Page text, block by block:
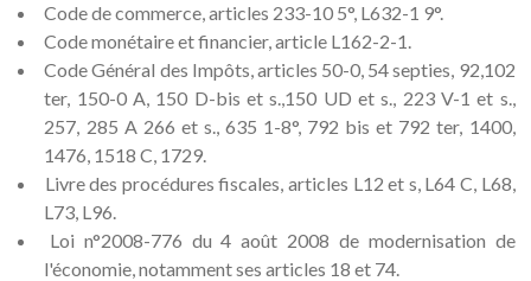
Code de commerce, articles 233-10 5°, L632-1 9°.
Code monétaire et financier, article L162-2-1.
Code Général des Impôts, articles 50-0, 54 septies, 92,102
ter, 150-0 A, 150 D-bis et s.,150 UD et s., 223 V-1 et s.,
257, 285 A 266 et s., 635 1-8°, 792 bis et 792 ter, 1400,
1476, 1518 C, 1729.
Livre des procédures fiscales, articles L12 et s, L64 C, L68,
L73, L96.
Loi n°2008-776 du 4 août 2008 de modernisation de
l'économie, notamment ses articles 18 et 74.